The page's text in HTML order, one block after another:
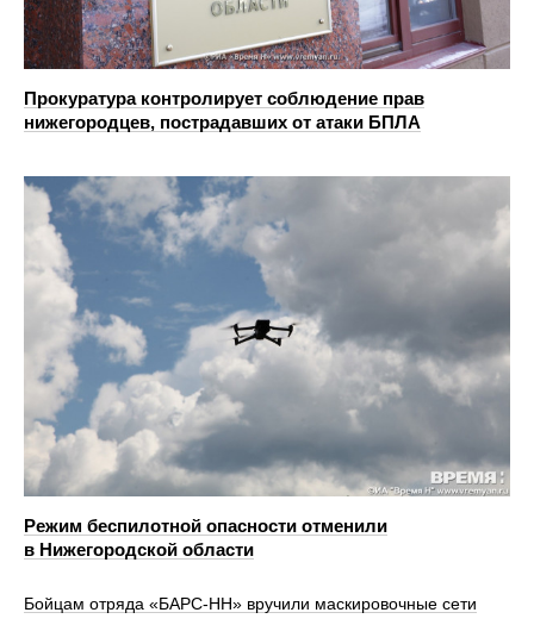
Прокуратура контролирует соблюдение прав
нижегородцев, пострадавших от атаки БПЛА
Режим беспилотной опасности отменили
в Нижегородской области
Бойцам отряда «БАРС-НН» вручили маскировочные сети